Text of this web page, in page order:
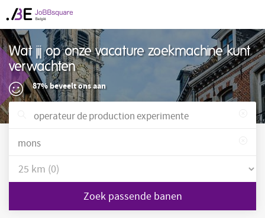
Wat jij op onze vacature zoekmachine kunt
verwachten
87% beveelt ons aan
Zoek passende banen